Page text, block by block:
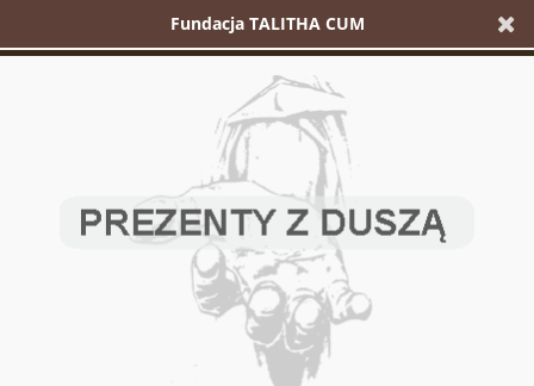
Fundacja TALITHA CUM